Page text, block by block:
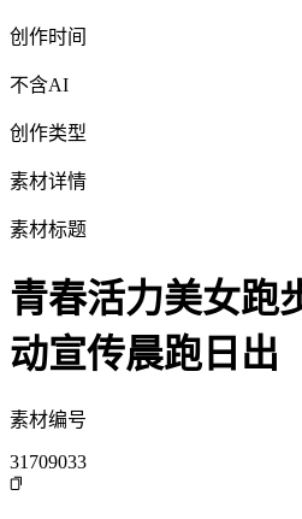
创作时间
不含AI
创作类型
素材详情
素材标题
青春活力美女跑
动宣传晨跑日出
素材编号
31709033